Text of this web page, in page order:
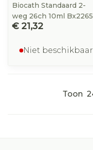
Biocath Standaard 2-
weg 26ch 10ml Bx2265
€ 21,32
Niet beschikbaar
Toon